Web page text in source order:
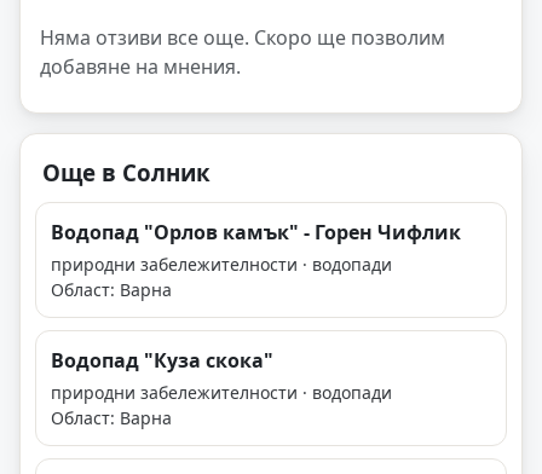
Няма отзиви все още. Скоро ще позволим
добавяне на мнения.
Още в Солник
Водопад "Орлов камък" - Горен Чифлик
природни забележителности · водопади
Област: Варна
Водопад "Куза скока"
природни забележителности · водопади
Област: Варна